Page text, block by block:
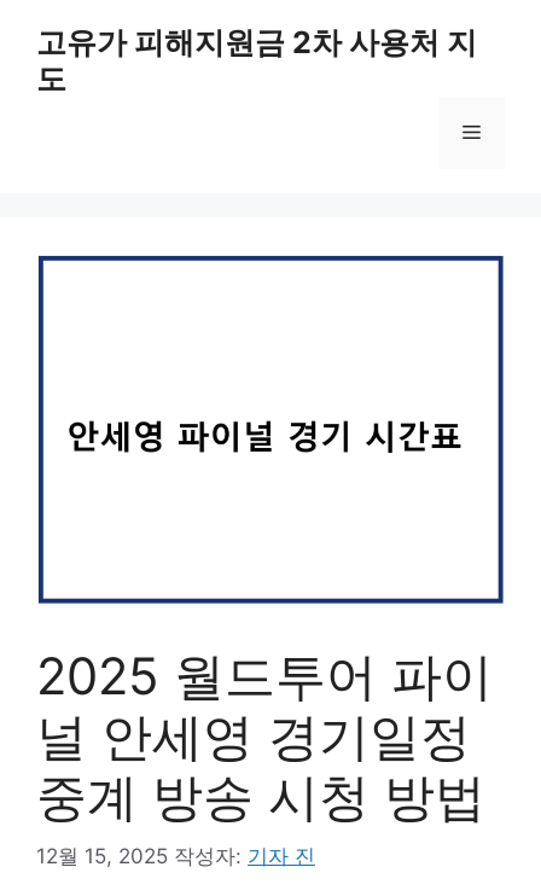
고유가 피해지원금 2차 사용처 지
도
메
2025 월드투어 파이
널 안세영 경기일정
중계 방송 시청 방법
12월 15, 2025 작성자: 기자 진